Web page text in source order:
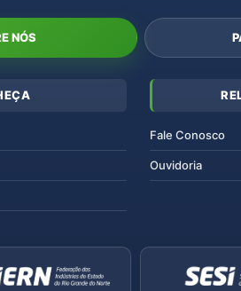
NÓS
Fale Conosco
Ouvidoria